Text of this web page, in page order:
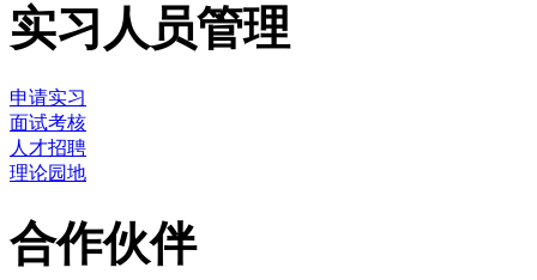
实习人员管理
申请实习
面试考核
人才招聘
理论园地
合作伙伴